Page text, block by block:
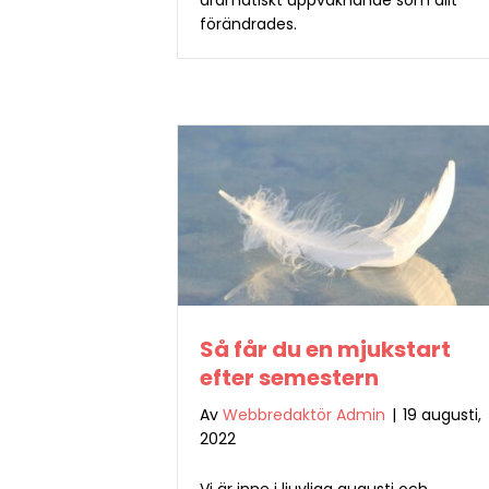
förändrades.
Så får du en mjukstart
efter semestern
Av Webbredaktör Admin | 19 augusti,
2022